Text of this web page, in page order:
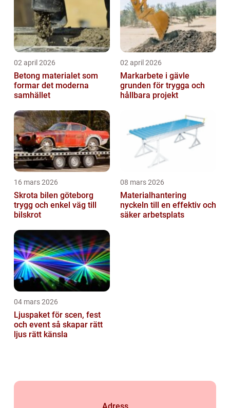
02 april 2026
Betong materialet som
formar det moderna
samhället
02 april 2026
Markarbete i gävle
grunden för trygga och
hållbara projekt
16 mars 2026
Skrota bilen göteborg
trygg och enkel väg till
bilskrot
08 mars 2026
Materialhantering
nyckeln till en effektiv och
säker arbetsplats
04 mars 2026
Ljuspaket för scen, fest
och event så skapar rätt
ljus rätt känsla
Adress